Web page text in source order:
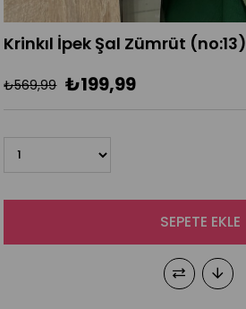
Krinkıl İpek Şal Zümrüt (no:13)
₺569,99 ₺199,99